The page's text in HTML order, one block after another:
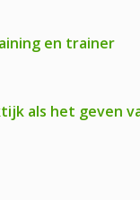
en trainer
als het geven